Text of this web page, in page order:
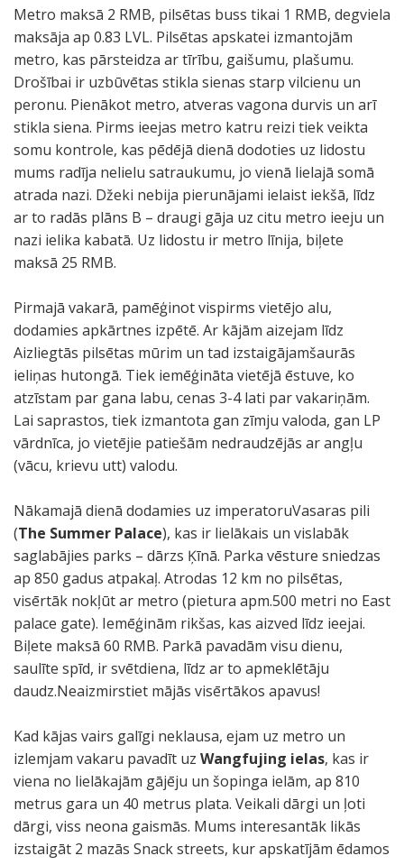
Metro maksā 2 RMB, pilsētas buss tikai 1 RMB, degviela
maksāja ap 0.83 LVL. Pilsētas apskatei izmantojām
metro, kas pārsteidza ar tīrību, gaišumu, plašumu.
Drošībai ir uzbūvētas stikla sienas starp vilcienu un
peronu. Pienākot metro, atveras vagona durvis un arī
stikla siena. Pirms ieejas metro katru reizi tiek veikta
somu kontrole, kas pēdējā dienā dodoties uz lidostu
mums radīja nelielu satraukumu, jo vienā lielajā somā
atrada nazi. Džeki nebija pierunājami ielaist iekšā, līdz
ar to radās plāns B – draugi gāja uz citu metro ieeju un
nazi ielika kabatā. Uz lidostu ir metro līnija, biļete
maksā 25 RMB.
Pirmajā vakarā, pamēģinot vispirms vietējo alu,
dodamies apkārtnes izpētē. Ar kājām aizejam līdz
Aizliegtās pilsētas mūrim un tad izstaigājamšaurās
ieliņas hutongā. Tiek iemēģināta vietējā ēstuve, ko
atzīstam par gana labu, cenas 3-4 lati par vakariņām.
Lai saprastos, tiek izmantota gan zīmju valoda, gan LP
vārdnīca, jo vietējie patiešām nedraudzējās ar angļu
(vācu, krievu utt) valodu.
Nākamajā dienā dodamies uz imperatoruVasaras pili
(The Summer Palace), kas ir lielākais un vislabāk
saglabājies parks – dārzs Ķīnā. Parka vēsture sniedzas
ap 850 gadus atpakaļ. Atrodas 12 km no pilsētas,
visērtāk nokļūt ar metro (pietura apm.500 metri no East
palace gate). Iemēģinām rikšas, kas aizved līdz ieejai.
Biļete maksā 60 RMB. Parkā pavadām visu dienu,
saulīte spīd, ir svētdiena, līdz ar to apmeklētāju
daudz.Neaizmirstiet mājās visērtākos apavus!
Kad kājas vairs galīgi neklausa, ejam uz metro un
izlemjam vakaru pavadīt uz Wangfujing ielas, kas ir
viena no lielākajām gājēju un šopinga ielām, ap 810
metrus gara un 40 metrus plata. Veikali dārgi un ļoti
dārgi, viss neona gaismās. Mums interesantāk likās
izstaigāt 2 mazās Snack streets, kur apskatījām ēdamos